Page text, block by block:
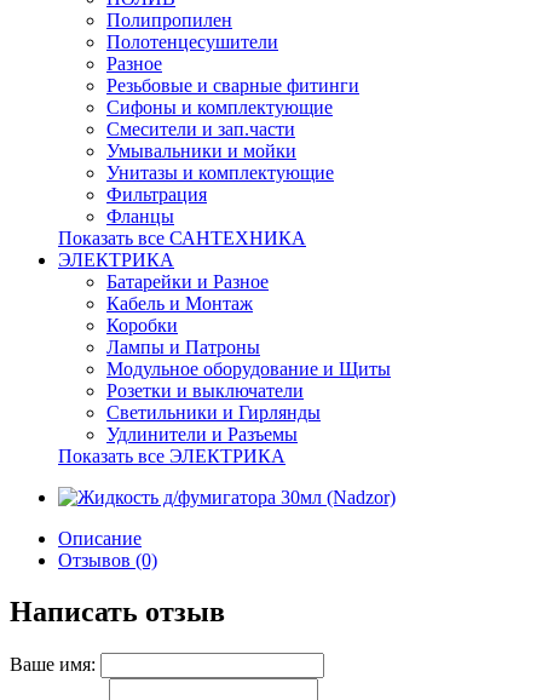
Полипропилен
Полотенцесушители
Разное
Резьбовые и сварные фитинги
Сифоны и комплектующие
Смесители и зап.части
Умывальники и мойки
Унитазы и комплектующие
Фильтрация
Фланцы
Показать все САНТЕХНИКА
ЭЛЕКТРИКА
Батарейки и Разное
Кабель и Монтаж
Коробки
Лампы и Патроны
Модульное оборудование и Щиты
Розетки и выключатели
Светильники и Гирлянды
Удлинители и Разъемы
Показать все ЭЛЕКТРИКА
Описание
Отзывов (0)
Написать отзыв
Ваше имя: